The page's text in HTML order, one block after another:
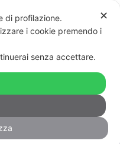
tutti i film
edizione
✕
di profilazione.
i cookie premendo i
senza accettare.